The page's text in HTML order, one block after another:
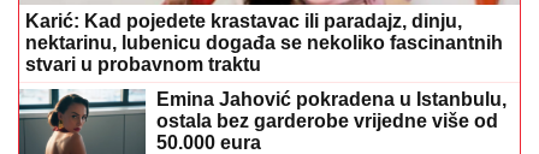
Karić: Kad pojedete krastavac ili paradajz, dinju,
nektarinu, lubenicu događa se nekoliko fascinantnih
stvari u probavnom traktu
Emina Jahović pokradena u Istanbulu,
ostala bez garderobe vrijedne više od
50.000 eura